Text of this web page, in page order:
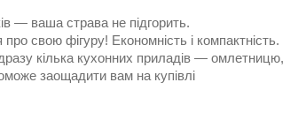
— ваша страва не підгорить.
свою фігуру! Економність і компактність.
кілька кухонних приладів — омлетницю,
заощадити вам на купівлі